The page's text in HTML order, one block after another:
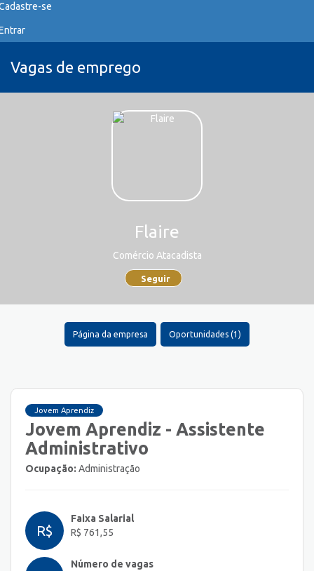
se
Vagas de emprego
Flaire
Comércio Atacadista
Seguir
Página da empresa Oportunidades (1)
Jovem Aprendiz
Jovem Aprendiz - Assistente
Administrativo
Ocupação: Administração
R$
Faixa Salarial
R$ 761,55
Número de vagas